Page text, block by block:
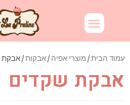
עמוד הבית/ מוצרי אפיה/אבקות/ אבקת
אבקת שקדים